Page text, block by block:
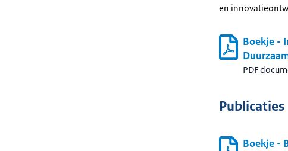
en
Boekje -
PDF
Publicaties
Boekje -